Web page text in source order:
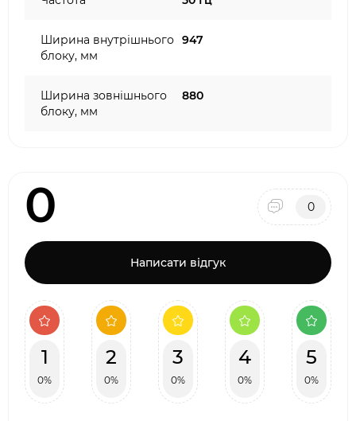
Ширина внутрішнього
блоку, мм
947
Ширина зовнішнього
блоку, мм
880
0 0
Написати відгук
1
0%
2
0%
3
0%
4
0%
5
0%